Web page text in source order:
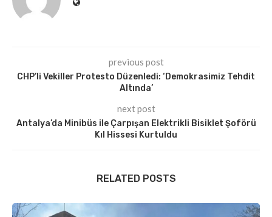
previous post
CHP’li Vekiller Protesto Düzenledi: ‘Demokrasimiz Tehdit
Altında’
next post
Antalya’da Minibüs ile Çarpışan Elektrikli Bisiklet Şoförü
Kıl Hissesi Kurtuldu
RELATED POSTS